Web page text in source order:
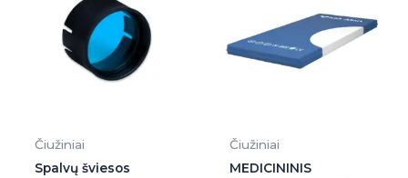
Čiužiniai
Spalvų šviesos
Čiužiniai
MEDICININIS